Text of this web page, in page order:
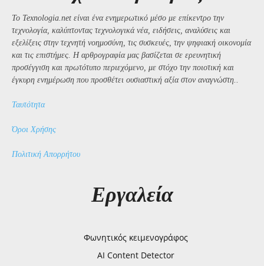
Το Texnologia.net είναι ένα ενημερωτικό μέσο με επίκεντρο την
τεχνολογία, καλύπτοντας τεχνολογικά νέα, ειδήσεις, αναλύσεις και
εξελίξεις στην τεχνητή νοημοσύνη, τις συσκευές, την ψηφιακή οικονομία
και τις επιστήμες. Η αρθρογραφία μας βασίζεται σε ερευνητική
προσέγγιση και πρωτότυπο περιεχόμενο, με στόχο την ποιοτική και
έγκυρη ενημέρωση που προσθέτει ουσιαστική αξία στον αναγνώστη..
Ταυτότητα
Όροι Χρήσης
Πολιτική Απορρήτου
Εργαλεία
Φωνητικός κειμενογράφος
AI Content Detector